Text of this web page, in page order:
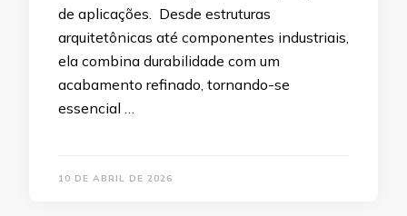
de aplicações. Desde estruturas
arquitetônicas até componentes industriais,
ela combina durabilidade com um
acabamento refinado, tornando-se
essencial …
10 DE ABRIL DE 2026